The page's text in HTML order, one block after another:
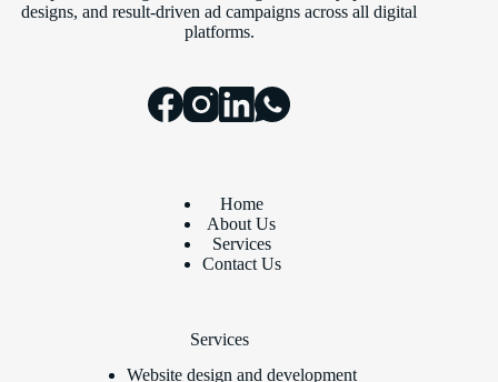
designs, and result-driven ad campaigns across all digital
platforms.
Home
About Us
Services
Contact Us
Services
Website design and development